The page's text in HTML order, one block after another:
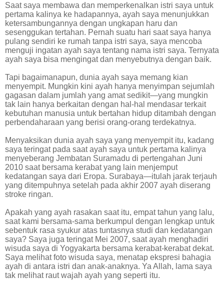
Saat saya membawa dan memperkenalkan istri saya untuk
pertama kalinya ke hadapannya, ayah saya menunjukkan
ketersambungannya dengan ungkapan haru dan
sesenggukan tertahan. Pernah suatu hari saat saya hanya
pulang sendiri ke rumah tanpa istri saya, saya mencoba
menguji ingatan ayah saya tentang nama istri saya. Ternyata
ayah saya bisa mengingat dan menyebutnya dengan baik.
Tapi bagaimanapun, dunia ayah saya memang kian
menyempit. Mungkin kini ayah hanya menyimpan sejumlah
gagasan dalam jumlah yang amat sedikit—yang mungkin
tak lain hanya berkaitan dengan hal-hal mendasar terkait
kebutuhan manusia untuk bertahan hidup ditambah dengan
perbendaharaan yang berisi orang-orang terdekatnya.
Menyaksikan dunia ayah saya yang menyempit itu, kadang
saya teringat pada saat ayah saya untuk pertama kalinya
menyeberang Jembatan Suramadu di pertengahan Juni
2010 saat bersama kerabat yang lain menjemput
kedatangan saya dari Eropa. Surabaya—itulah jarak terjauh
yang ditempuhnya setelah pada akhir 2007 ayah diserang
stroke ringan.
Apakah yang ayah rasakan saat itu, empat tahun yang lalu,
saat kami bersama-sama berkumpul dengan lengkap untuk
sebentuk rasa syukur atas tuntasnya studi dan kedatangan
saya? Saya juga teringat Mei 2007, saat ayah menghadiri
wisuda saya di Yogyakarta bersama kerabat-kerabat dekat.
Saya melihat foto wisuda saya, menatap ekspresi bahagia
ayah di antara istri dan anak-anaknya. Ya Allah, lama saya
tak melihat raut wajah ayah yang seperti itu.